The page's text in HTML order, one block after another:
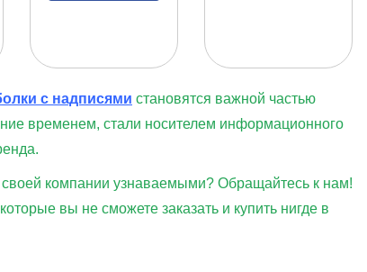
с надписями становятся важной частью
временем, стали носителем информационного
компании узнаваемыми? Обращайтесь к нам!
вы не сможете заказать и купить нигде в